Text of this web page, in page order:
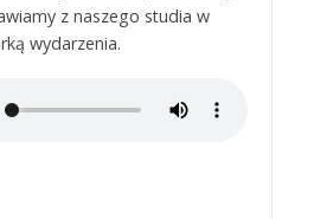
z naszego studia w
wydarzenia.